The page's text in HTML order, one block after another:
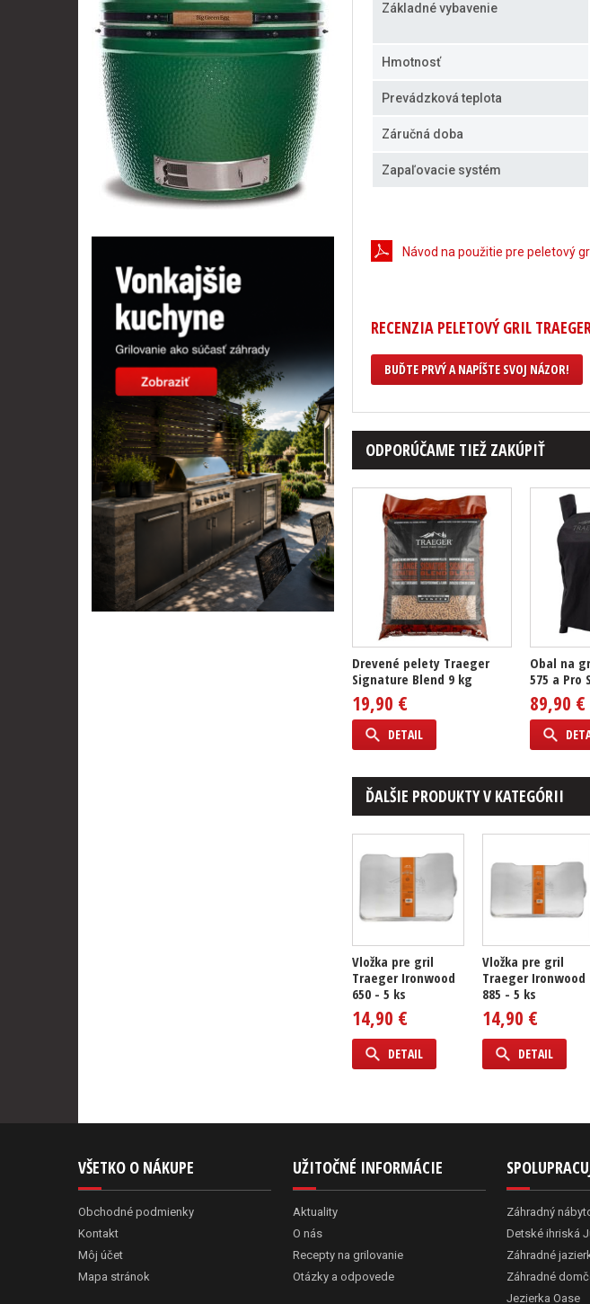
Základné vybavenie
Hmotnosť
Prevádzková teplota
Záručná doba
Zapaľovacie systém
Návod na použitie pre peletový
RECENZIA PELETOVÝ GRIL
BUĎTE PRVÝ A NAPÍŠTE SVOJ NÁZOR!
ODPORÚČAME TIEŽ ZAKÚPIŤ
Drevené pelety Traeger
Signature Blend 9 kg
19,90 €
DETAIL
Obal na
575 a Pro
89,90 €
ĎALŠIE PRODUKTY V KATEGÓRII
Vložka pre gril
Traeger Ironwood
650 - 5 ks
14,90 €
DETAIL
Vložka pre gril
Traeger Ironwood
885 - 5 ks
14,90 €
DETAIL
VŠETKO O NÁKUPE
Obchodné podmienky
Kontakt
Môj účet
Mapa stránok
UŽITOČNÉ INFORMÁCIE
Aktuality
O nás
Recepty na grilovanie
Otázky a odpovede
Záhradný
Detské ihriská
Záhradné
Záhradné
Jezierka Oase